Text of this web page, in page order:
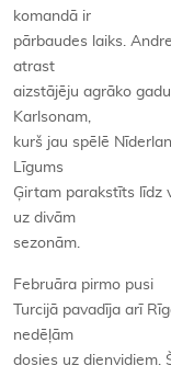
komandā ir
pārbaudes laiks.
atrast
aizstājēju agrāko gadu
Karlsonam,
kurš jau spēlē
Līgums
Ģirtam parakstīts līdz
uz divām
sezonām.
Februāra pirmo pusi
Turcijā pavadīja arī
nedēļām
dosies uz dienvidiem.